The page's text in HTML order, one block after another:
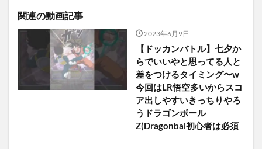
関連の動画記事
2023年6月9日
【ドッカンバトル】七夕か
らでいいやと思ってる人と
差をつけるタイミング〜w
今回はLR悟空多いからスコ
ア出しやすいきっちりやろ
うドラゴンボール
Z(Dragonbal初心者は必須